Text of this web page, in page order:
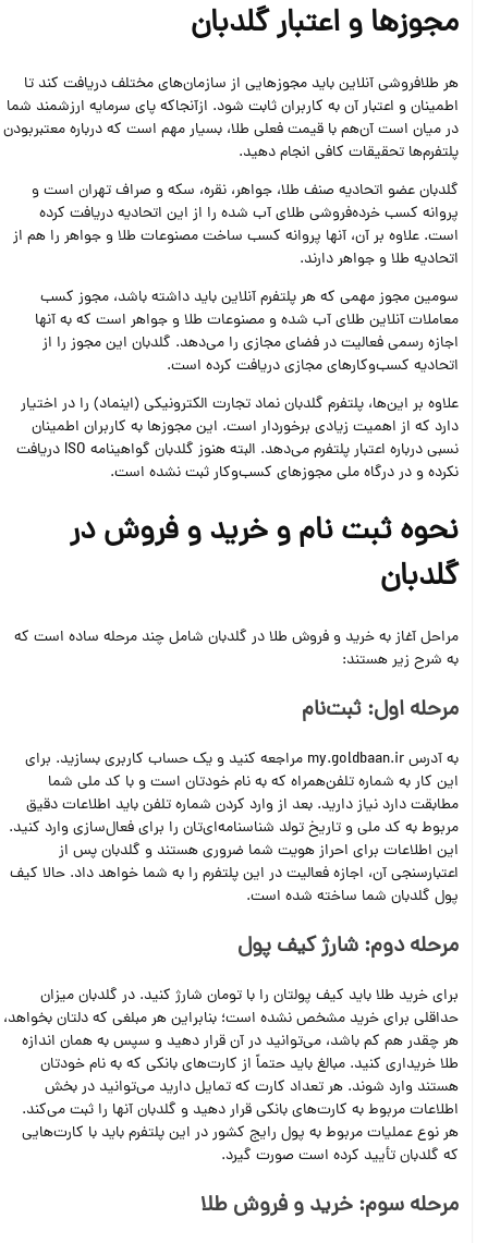
مجوزها و اعتبار گلدبان
هر طلافروشی آنلاین باید مجوزهایی از سازمان‌های مختلف دریافت کند تا
اطمینان و اعتبار آن به کاربران ثابت شود. ازآنجاکه پای سرمایه ارزشمند شما
در میان است آن‌هم با قیمت فعلی طلا، بسیار مهم است که درباره معتبربودن
پلتفرم‌ها تحقیقات کافی انجام دهید.
گلدبان عضو اتحادیه صنف طلا، جواهر، نقره، سکه و صراف تهران است و
پروانه کسب خرده‌فروشی طلای آب شده را از این اتحادیه دریافت کرده
است. علاوه بر آن، آنها پروانه کسب ساخت مصنوعات طلا و جواهر را هم از
اتحادیه طلا و جواهر دارند.
سومین مجوز مهمی که هر پلتفرم آنلاین باید داشته باشد، مجوز کسب
معاملات آنلاین طلای آب شده و مصنوعات طلا و جواهر است که به آنها
اجازه رسمی فعالیت در فضای مجازی را می‌دهد. گلدبان این مجوز را از
اتحادیه کسب‌وکارهای مجازی دریافت کرده است.
علاوه بر این‌ها، پلتفرم گلدبان نماد تجارت الکترونیکی (اینماد) را در اختیار
دارد که از اهمیت زیادی برخوردار است. این مجوزها به کاربران اطمینان
نسبی درباره اعتبار پلتفرم می‌دهد. البته هنوز گلدبان گواهینامه
ISO دریافت
نکرده و در درگاه ملی مجوزهای کسب‌وکار ثبت نشده است.
نحوه ثبت نام و خرید و فروش در
گلدبان
مراحل آغاز به خرید و فروش طلا در گلدبان شامل چند مرحله ساده است که
به شرح زیر هستند:
مرحله اول: ثبت‌نام
به آدرس my.goldbaan.ir مراجعه کنید و یک حساب کاربری بسازید. برای
این کار به شماره تلفن‌همراه که به نام خودتان است و با کد ملی شما
مطابقت دارد نیاز دارید. بعد از وارد کردن شماره تلفن باید اطلاعات دقیق
مربوط به کد ملی و تاریخ تولد شناسنامه‌ای‌تان را برای فعال‌سازی وارد کنید.
این اطلاعات برای احراز هویت شما ضروری هستند و گلدبان پس از
اعتبارسنجی آن، اجازه فعالیت در این پلتفرم را به شما خواهد داد. حالا کیف
پول گلدبان شما ساخته شده است.
مرحله دوم: شارژ کیف پول
برای خرید طلا باید کیف پولتان را با تومان شارژ کنید. در گلدبان میزان
حداقلی برای خرید مشخص نشده است؛ بنابراین هر مبلغی که دلتان بخواهد،
هر چقدر هم کم باشد، می‌توانید در آن قرار دهید و سپس به همان اندازه
طلا خریداری کنید. مبالغ باید حتماً از کارت‌های بانکی که به نام خودتان
هستند وارد شوند. هر تعداد کارت که تمایل دارید می‌توانید در بخش
اطلاعات مربوط به کارت‌های بانکی قرار دهید و گلدبان آنها را ثبت می‌کند.
هر نوع عملیات مربوط به پول رایج کشور در این پلتفرم باید با کارت‌هایی
که گلدبان تأیید کرده است صورت گیرد.
مرحله سوم: خرید و فروش طلا